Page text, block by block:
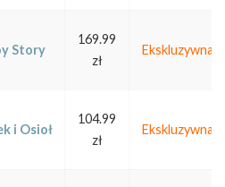
Story
169.99
zł
Ekskluzywna
i Osioł
104.99
zł
Ekskluzywna